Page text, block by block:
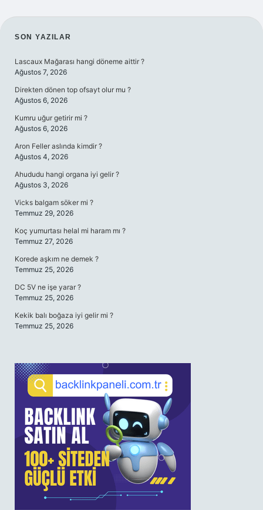
SIDEBAR
SON YAZILAR
Lascaux Mağarası hangi döneme aittir ?
Ağustos 7, 2026
Direkten dönen top ofsayt olur mu ?
Ağustos 6, 2026
Kumru uğur getirir mi ?
Ağustos 6, 2026
Aron Feller aslında kimdir ?
Ağustos 4, 2026
Ahududu hangi organa iyi gelir ?
Ağustos 3, 2026
Vicks balgam söker mi ?
Temmuz 29, 2026
Koç yumurtası helal mi haram mı ?
Temmuz 27, 2026
Korede aşkım ne demek ?
Temmuz 25, 2026
DC 5V ne işe yarar ?
Temmuz 25, 2026
Kekik balı boğaza iyi gelir mi ?
Temmuz 25, 2026